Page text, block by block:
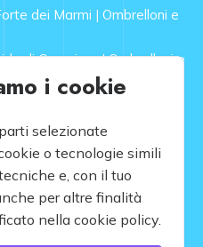
dei Marmi | Ombrelloni e
di Camaiore | Ombrelloni e
| Ombrelloni e
i cookie
selezionate
o tecnologie simili
e, con il tuo
per altre finalità
nella cookie policy.